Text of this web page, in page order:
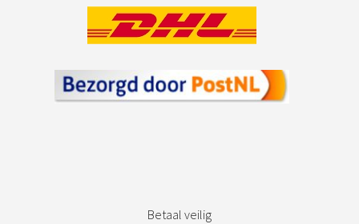
Betaal veilig